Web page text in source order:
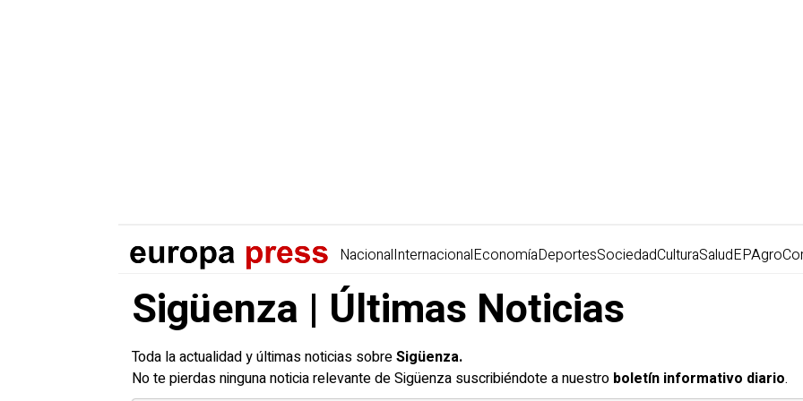
NacionalInternacionalEconomíaDeportesSociedadCulturaSaludEPAgro
Sigüenza | Últimas Noticias
Toda la actualidad y últimas noticias sobreSigüenza.
No te pierdas ninguna noticia relevante de Sigüenza suscribiéndote a nuestro boletín informativo diario.